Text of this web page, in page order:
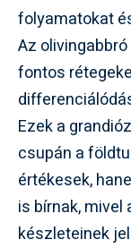
folyamatokat
Az
fontos
Ezek a
csupán a
értékesek,
is bírnak, mivel
készleteinek